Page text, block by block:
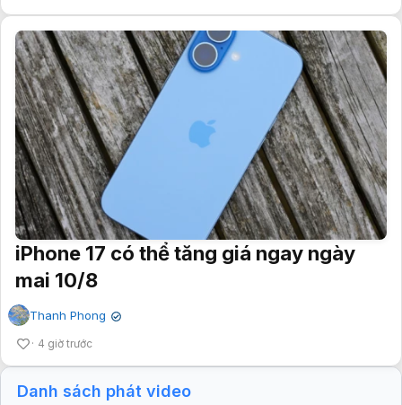
iPhone 17 có thể tăng giá ngay ngày
mai 10/8
Thanh Phong ✔
4 giờ trước
Danh sách phát video